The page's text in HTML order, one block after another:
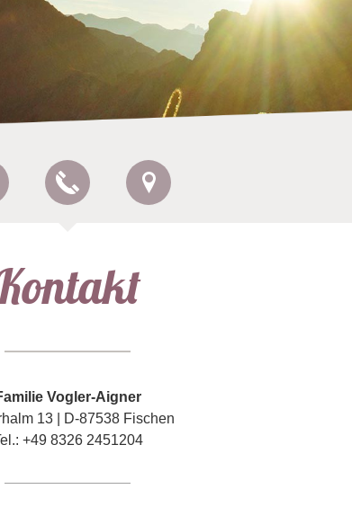
Vogler-Aigner
13 | D-87538 Fischen
+49 8326 2451204